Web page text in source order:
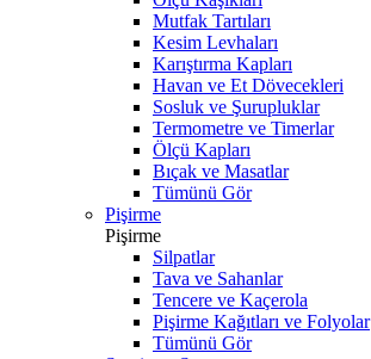
Mutfak Tartıları
Kesim Levhaları
Karıştırma Kapları
Havan ve Et Dövecekleri
Sosluk ve Şurupluklar
Termometre ve Timerlar
Ölçü Kapları
Bıçak ve Masatlar
Tümünü Gör
Pişirme
Pişirme
Silpatlar
Tava ve Sahanlar
Tencere ve Kaçerola
Pişirme Kağıtları ve Folyolar
Tümünü Gör